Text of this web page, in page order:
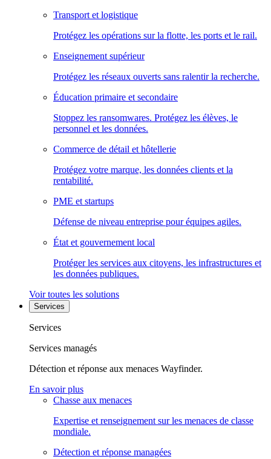
Transport et logistique
Protégez les opérations sur la flotte, les ports et le rail.
Enseignement supérieur
Protégez les réseaux ouverts sans ralentir la recherche.
Éducation primaire et secondaire
Stoppez les ransomwares. Protégez les élèves, le
personnel et les données.
Commerce de détail et hôtellerie
Protégez votre marque, les données clients et la
rentabilité.
PME et startups
Défense de niveau entreprise pour équipes agiles.
État et gouvernement local
Protéger les services aux citoyens, les infrastructures et
les données publiques.
Voir toutes les solutions
Services
Services
Services managés
Détection et réponse aux menaces Wayfinder.
En savoir plus
Chasse aux menaces
Expertise et renseignement sur les menaces de classe
mondiale.
Détection et réponse managées